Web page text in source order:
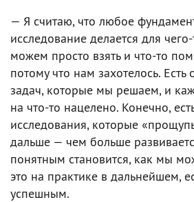
— Я считаю, что любое
исследование делается для
можем просто взять и что-то
потому что нам захотелось.
задач, которые мы решаем, и
на что-то нацелено. Конечно,
исследования, которые
дальше — чем больше
понятным становится, как мы
это на практике в дальнейшем,
успешным.